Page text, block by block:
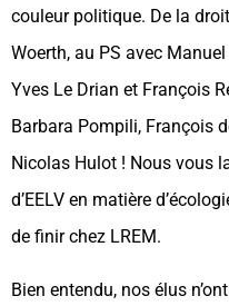
couleur politique. De la
Woerth, au PS avec
Yves Le Drian et François
Barbara Pompili, François
Nicolas Hulot ! Nous vous
d’EELV en matière
de finir chez LREM.
Bien entendu, nos élus